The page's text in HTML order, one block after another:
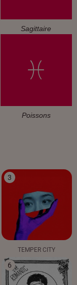
Sagittaire
Poissons
3
TEMPER CITY
6